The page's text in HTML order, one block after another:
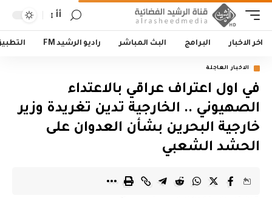
أأ
اخر الاخبار البرامج البث المباشر راديو الرشيد FM
الاخبار العاجلة
في اول اعتراف عراقي بالاعتداء
الصهيوني .. الخارجية تدين تغريدة وزير
خارجية البحرين بشأن العدوان على
الحشد الشعبي